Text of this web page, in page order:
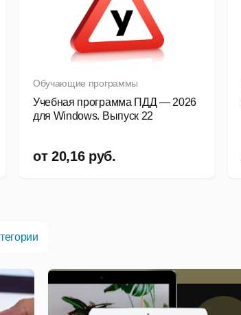
Учебная программа ПДД — 2026
для Windows. Выпуск 22
Обучающие программы
от20,16руб.